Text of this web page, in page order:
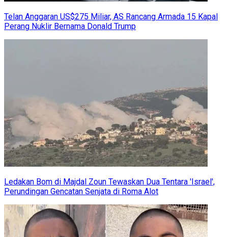
Telan Anggaran US$275 Miliar, AS Rancang Armada 15 Kapal
Perang Nuklir Bernama Donald Trump
Ledakan Bom di Majdal Zoun Tewaskan Dua Tentara 'Israel',
Perundingan Gencatan Senjata di Roma Alot